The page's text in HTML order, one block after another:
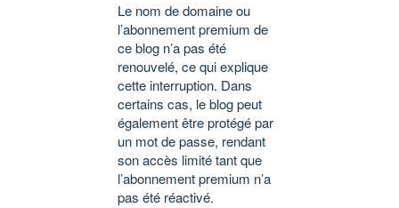
Le nom de domaine ou
l’abonnement premium de
ce blog n’a pas été
renouvelé, ce qui explique
cette interruption. Dans
certains cas, le blog peut
également être protégé par
un mot de passe, rendant
son accès limité tant que
l’abonnement premium n’a
pas été réactivé.